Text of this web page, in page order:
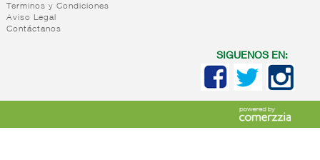
Terminos y Condiciones
Aviso Legal
Contáctanos
SIGUENOS EN: